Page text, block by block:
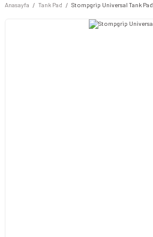
Anasayfa Tank Pad Stompgrip Universal Tank Pad